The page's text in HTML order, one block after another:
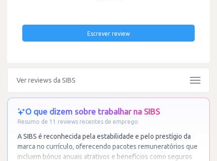
Escrever review
Ver reviews da SIBS
Toggle
O que dizem sobre trabalhar na SIBS
Resumo de 11 reviews recentes de emprego
A SIBS é reconhecida pela estabilidade e pelo prestígio da
marca no currículo, oferecendo pacotes remuneratórios que
incluem bónus anuais atrativos e benefícios como seguros